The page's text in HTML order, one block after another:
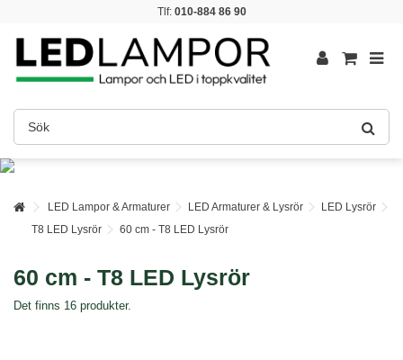
Tlf: 010-884 86 90
LED Lampor & Armaturer LED Armaturer & Lysrör
LED Lysrör
T8 LED Lysrör
60 cm - T8 LED Lysrör
60 cm - T8 LED Lysrör
Det finns 16 produkter.